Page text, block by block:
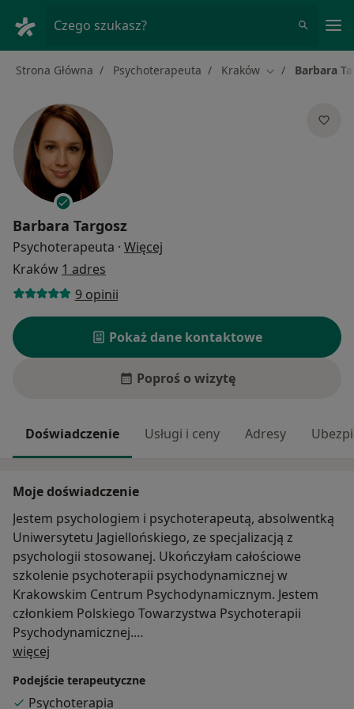
Czego szukasz?
Strona Główna Psychoterapeuta Kraków Zmień miasto
Barbara
Barbara Targosz
Psychoterapeuta · Więcej
Kraków 1 adres
9 opinii
Pokaż dane kontaktowe
Poproś o wizytę
Doświadczenie Usługi i ceny Adresy
Moje doświadczenie
Jestem psychologiem i psychoterapeutą, absolwentką
Uniwersytetu Jagiellońskiego, ze specjalizacją z
psychologii stosowanej. Ukończyłam całościowe
szkolenie psychoterapii psychodynamicznej w
Krakowskim Centrum Psychodynamicznym. Jestem
członkiem Polskiego Towarzystwa Psychoterapii
Psychodynamicznej.
Ukończyłam szkolenie terapii małżeństw i par w
ramach Centrum Psychoterapii Dialog. Jestem w
trakcie całościowego szkolenia terapii małżeństw i par
więcej
Podejście terapeutyczne
Psychoterapia